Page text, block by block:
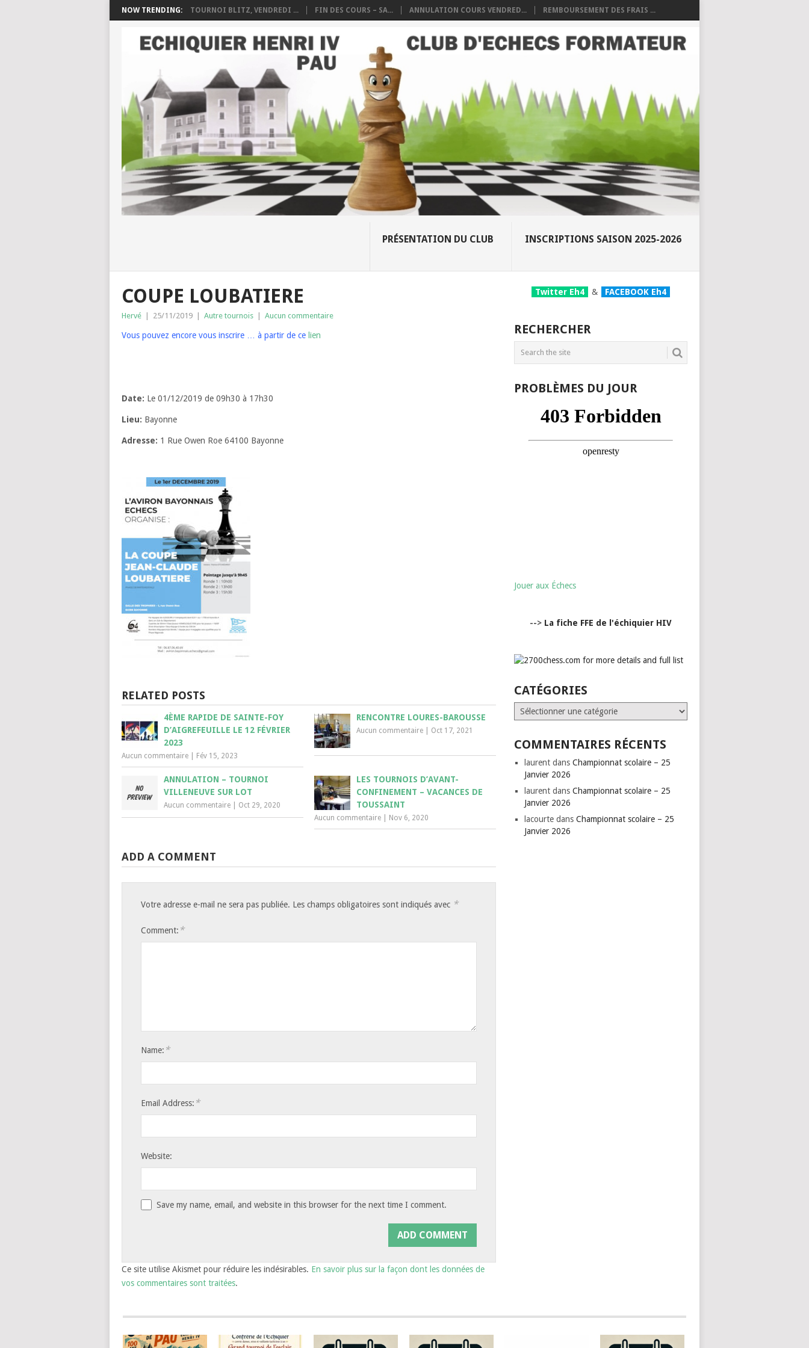
NOW TRENDING: TOURNOI BLITZ, VENDREDI ... FIN DES COURS – SA... ANNULATION COURS VENDRED... REMBOURSEMENT DES FRAIS ...
PRÉSENTATION DU CLUB INSCRIPTIONS SAISON 2025-2026
COUPE LOUBATIERE
Hervé | 25/11/2019 | Autre tournois | Aucun commentaire
Vous pouvez encore vous inscrire … à partir de ce lien
Date: Le 01/12/2019 de 09h30 à 17h30
Lieu: Bayonne
Adresse: 1 Rue Owen Roe 64100 Bayonne
RELATED POSTS
4ÈME RAPIDE DE SAINTE-FOY
D’AIGREFEUILLE LE 12 FÉVRIER
2023
Aucun commentaire Fév 15, 2023
RENCONTRE LOURES-BAROUSSE
Aucun commentaire Oct 17, 2021
ANNULATION – TOURNOI
VILLENEUVE SUR LOT
Aucun commentaire Oct 29, 2020
LES TOURNOIS D’AVANT-
CONFINEMENT – VACANCES DE
TOUSSAINT
Aucun commentaire Nov 6, 2020
ADD A COMMENT
Votre adresse e-mail ne sera pas publiée. Les champs obligatoires sont indiqués avec *
Comment: *
Name: *
Email Address: *
Website:
Save my name, email, and website in this browser for the next time I comment.
Ce site utilise Akismet pour réduire les indésirables. En savoir plus sur la façon dont les données de
vos commentaires sont traitées.
Twitter Eh4 & FACEBOOK Eh4
RECHERCHER
PROBLÈMES DU JOUR
Jouer aux Échecs
--> La fiche FFE de l'échiquier HIV
CATÉGORIES
Catégories
COMMENTAIRES RÉCENTS
laurent dansChampionnat scolaire – 25
Janvier 2026
laurent dansChampionnat scolaire – 25
Janvier 2026
lacourte dansChampionnat scolaire – 25
Janvier 2026